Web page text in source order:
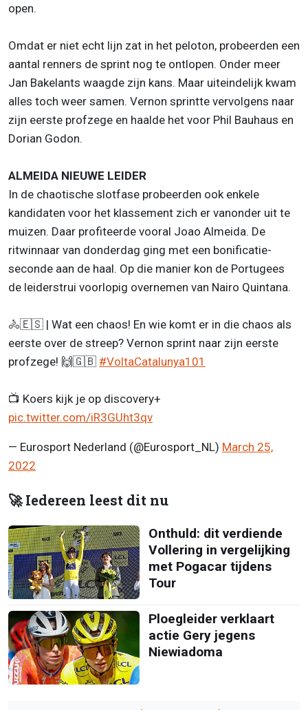
open.
Omdat er niet echt lijn zat in het peloton, probeerden een
aantal renners de sprint nog te ontlopen. Onder meer
Jan Bakelants waagde zijn kans. Maar uiteindelijk kwam
alles toch weer samen. Vernon sprintte vervolgens naar
zijn eerste profzege en haalde het voor Phil Bauhaus en
Dorian Godon.
ALMEIDA NIEUWE LEIDER
In de chaotische slotfase probeerden ook enkele
kandidaten voor het klassement zich er vanonder uit te
muizen. Daar profiteerde vooral Joao Almeida. De
ritwinnaar van donderdag ging met een bonificatie-
seconde aan de haal. Op die manier kon de Portugees
de leiderstrui voorlopig overnemen van Nairo Quintana.
🚴🇪🇸 | Wat een chaos! En wie komt er in die chaos als
eerste over de streep? Vernon sprint naar zijn eerste
profzege! 🙌🇬🇧 #VoltaCatalunya101
📺 Koers kijk je op discovery+
pic.twitter.com/iR3GUht3qv
— Eurosport Nederland (@Eurosport_NL) March 25,
2022
🚀 Iedereen leest dit nu
Onthuld: dit verdiende
Vollering in vergelijking
met Pogacar tijdens
Tour
Ploegleider verklaart
actie Gery jegens
Niewiadoma